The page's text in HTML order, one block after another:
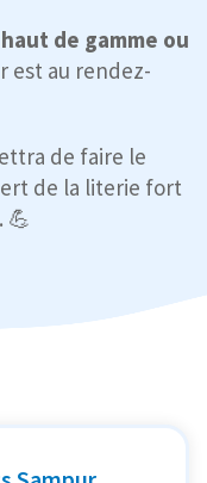
de gamme ou
est au rendez-
de faire le
de la literie fort
. 💪